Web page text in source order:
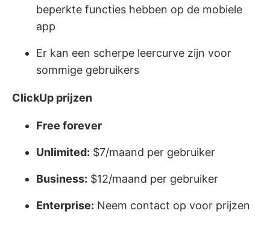
beperkte functies hebben op de mobiele
app
Er kan een scherpe leercurve zijn voor
sommige gebruikers
ClickUp prijzen
Free forever
Unlimited: $7/maand per gebruiker
Business: $12/maand per gebruiker
Enterprise: Neem contact op voor prijzen